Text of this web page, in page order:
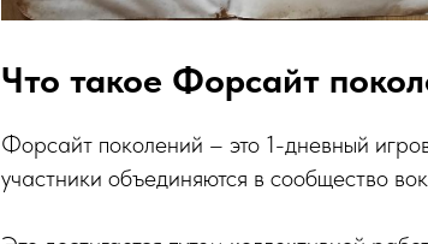
Что такое Форсайт
Форсайт поколений – это 1-дневный
участники объединяются в сообщество